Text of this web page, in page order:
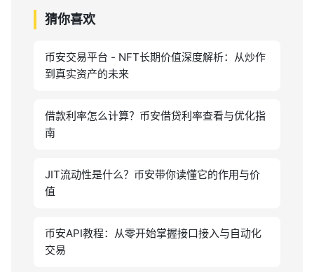
猜你喜欢
币安交易平台 - NFT长期价值深度解析：从炒作
到真实资产的未来
借款利率怎么计算？币安借贷利率查看与优化指
南
JIT流动性是什么？币安带你读懂它的作用与价
值
币安API教程：从零开始掌握接口接入与自动化
交易